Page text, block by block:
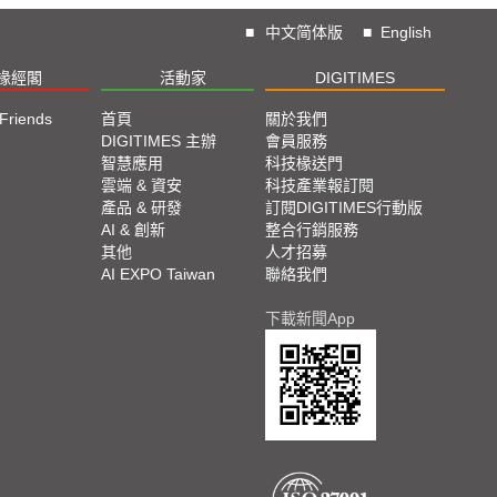
■ 中文简体版 ■ English
經閣 活動家 DIGITIMES
首頁
DIGITIMES 主辦
智慧應用
雲端 & 資安
產品 & 研發
AI & 創新
其他
AI EXPO Taiwan
關於我們
會員服務
科技椽送門
科技產業報訂閱
訂閱DIGITIMES行動版
整合行銷服務
人才招募
聯絡我們
下載新聞App